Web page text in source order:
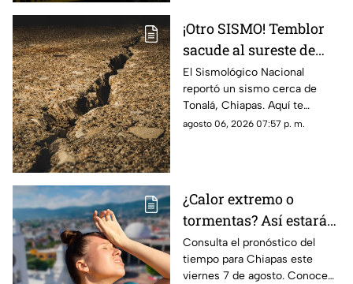
¡Otro SISMO! Temblor
sacude al sureste de
México HOY: epicentro
y magnitud
El Sismológico Nacional
reportó un sismo cerca de
Tonalá, Chiapas. Aquí te
contamos todos los detalles
agosto 06, 2026 07:57 p. m.
¿Calor extremo o
tormentas? Así estará
el clima este viernes 7
de agosto en Chiapas
Consulta el pronóstico del
tiempo para Chiapas este
viernes 7 de agosto. Conoce